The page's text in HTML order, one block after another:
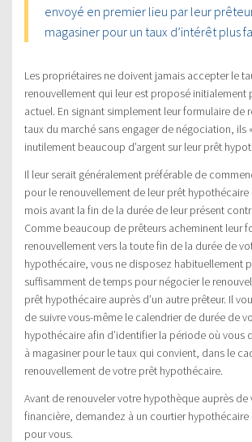
envoyé en premier lieu par leur
magasiner pour un taux d’intérêt plus
Les propriétaires ne doivent jamais accepter le
renouvellement qui leur est proposé initialement
actuel. En signant simplement leur formulaire de
taux du marché sans engager de négociation, ils
inutilement beaucoup d’argent sur leur prêt
Il leur serait généralement préférable de
pour le renouvellement de leur prêt hypothécaire
mois avant la fin de la durée de leur présent
Comme beaucoup de prêteurs acheminent leur
renouvellement vers la toute fin de la durée de
hypothécaire, vous ne disposez habituellement
suffisamment de temps pour négocier le
prêt hypothécaire auprès d’un autre prêteur. Il
de suivre vous-même le calendrier de durée de
hypothécaire afin d’identifier la période où vous
à magasiner pour le taux qui convient, dans le
renouvellement de votre prêt hypothécaire.
Avant de renouveler votre hypothèque auprès
financière, demandez à un courtier hypothécaire
pour vous.